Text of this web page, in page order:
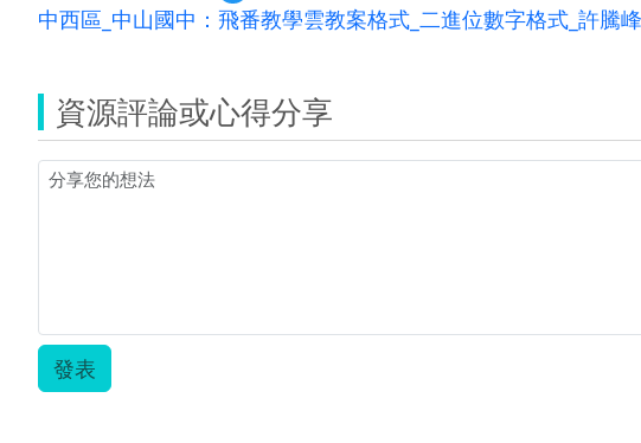
覽
001.jpg
中西區_中山國中：飛番教學雲教案格式_二進位數字格式_許騰
資源評論或心得分享
發表